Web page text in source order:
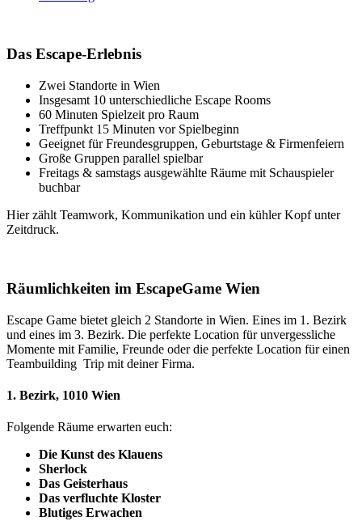
Das Escape-Erlebnis
Zwei Standorte in Wien
Insgesamt 10 unterschiedliche Escape Rooms
60 Minuten Spielzeit pro Raum
Treffpunkt 15 Minuten vor Spielbeginn
Geeignet für Freundesgruppen, Geburtstage & Firmenfeiern
Große Gruppen parallel spielbar
Freitags & samstags ausgewählte Räume mit Schauspieler
buchbar
Hier zählt Teamwork, Kommunikation und ein kühler Kopf unter
Zeitdruck.
Räumlichkeiten im EscapeGame Wien
Escape Game bietet gleich 2 Standorte in Wien. Eines im 1. Bezirk
und eines im 3. Bezirk. Die perfekte Location für unvergessliche
Momente mit Familie, Freunde oder die perfekte Location für einen
Teambuilding Trip mit deiner Firma.
1. Bezirk, 1010 Wien
Folgende Räume erwarten euch:
Die Kunst des Klauens
Sherlock
Das Geisterhaus
Das verfluchte Kloster
Blutiges Erwachen